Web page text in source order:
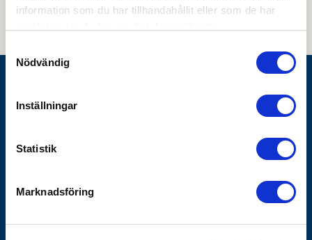
information som du har tillhandahållit eller som de har
Nödvändig
Inställningar
Statistik
Marknadsföring
Box 1928